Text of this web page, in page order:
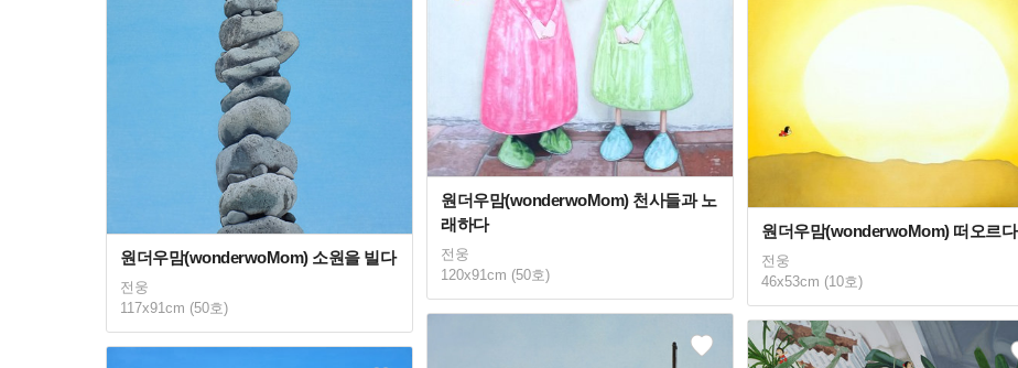
원더우맘(wonderwoMom) 천사들과 노
래하다
전웅
120x91cm (50호)
원더우맘(wonderwoMom) 소원을 빌다
전웅
117x91cm (50호)
원더우맘(wonderwoMom) 떠오르다
전웅
46x53cm (10호)